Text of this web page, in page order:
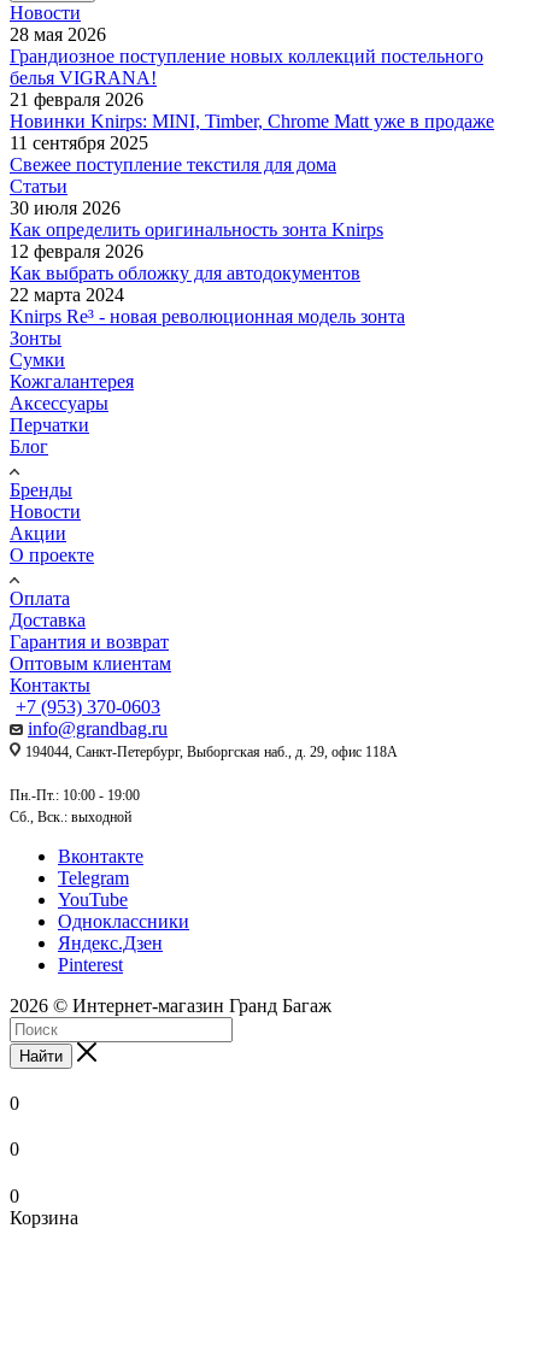
Новости
28 мая 2026
Грандиозное поступление новых коллекций постельного
белья VIGRANA!
21 февраля 2026
Новинки Knirps: MINI, Timber, Chrome Matt уже в продаже
11 сентября 2025
Свежее поступление текстиля для дома
Статьи
30 июля 2026
Как определить оригинальность зонта Knirps
12 февраля 2026
Как выбрать обложку для автодокументов
22 марта 2024
Knirps Re³ - новая революционная модель зонта
Зонты
Сумки
Кожгалантерея
Аксессуары
Перчатки
Блог
Бренды
Новости
Акции
О проекте
Оплата
Доставка
Гарантия и возврат
Оптовым клиентам
Контакты
+7 (953) 370-0603
info@grandbag.ru
194044, Санкт-Петербург, Выборгская наб., д. 29, офис 118А
Пн.-Пт.: 10:00 - 19:00
Сб., Вск.: выходной
Вконтакте
Telegram
YouTube
Одноклассники
Яндекс.Дзен
Pinterest
2026 © Интернет-магазин Гранд Багаж
Найти
0
0
0
Корзина